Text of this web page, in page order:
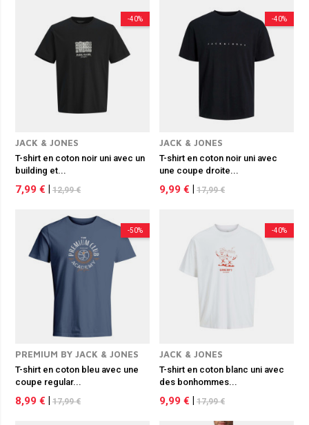
-40%
JACK & JONES
T-shirt en coton noir uni avec un
building et...
7,99 € 12,99 €
-40%
JACK & JONES
T-shirt en coton noir uni avec
une coupe droite...
9,99 € 17,99 €
-50%
PREMIUM BY JACK & JONES
T-shirt en coton bleu avec une
coupe regular...
8,99 € 17,99 €
-40%
JACK & JONES
T-shirt en coton blanc uni avec
des bonhommes...
9,99 € 17,99 €